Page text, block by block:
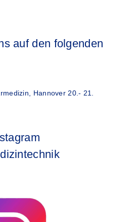
auf den folgenden
Hannover 20.- 21.